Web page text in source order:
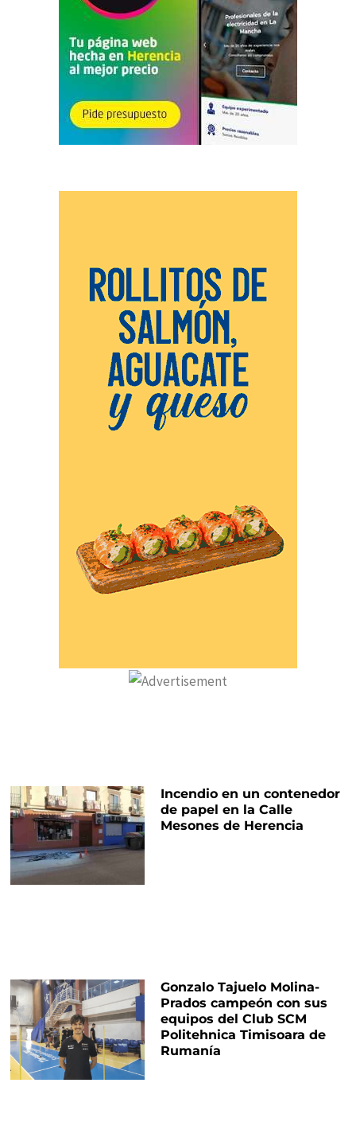
Incendio en un contenedor
de papel en la Calle
Mesones de Herencia
Gonzalo Tajuelo Molina-
Prados campeón con sus
equipos del Club SCM
Politehnica Timisoara de
Rumanía